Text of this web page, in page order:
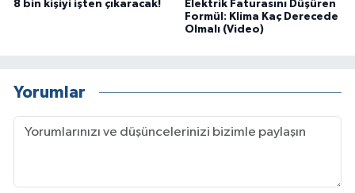
8 bin kişiyi işten çıkaracak!
Elektrik Faturasını Düşüren
Formül: Klima Kaç Derecede
Olmalı (Video)
Yorumlar